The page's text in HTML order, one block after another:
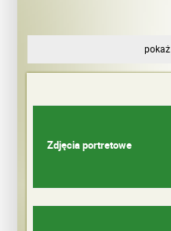
Zdjęcia portretowe